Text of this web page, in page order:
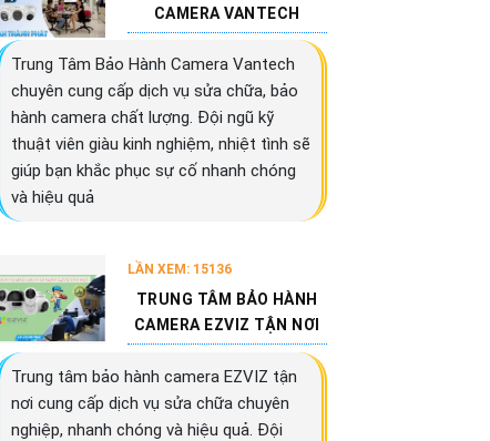
CAMERA VANTECH
Trung Tâm Bảo Hành Camera Vantech
chuyên cung cấp dịch vụ sửa chữa, bảo
hành camera chất lượng. Đội ngũ kỹ
thuật viên giàu kinh nghiệm, nhiệt tình sẽ
giúp bạn khắc phục sự cố nhanh chóng
và hiệu quả
LẦN XEM: 15136
TRUNG TÂM BẢO HÀNH
CAMERA EZVIZ TẬN NƠI
Trung tâm bảo hành camera EZVIZ tận
nơi cung cấp dịch vụ sửa chữa chuyên
nghiệp, nhanh chóng và hiệu quả. Đội